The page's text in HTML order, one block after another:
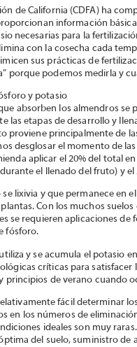
de California (CDFA) ha
información
necesarias para la
con la cosecha cada
sus prácticas de
porque podemos medirla y
y potasio
absorben los almendros
las etapas de desarrollo y
proviene principalmente de
desglosar el momento de
aplicar el 20% del total
el llenado del fruto) y el
lixivia y que permanece en
Con los muchos
se requieren aplicaciones
fósforo.
y se acumula el potasio
críticas para satisfacer
principios de verano cuando
fácil determinar
en los números de
ideales son muy
del suelo, suministro de